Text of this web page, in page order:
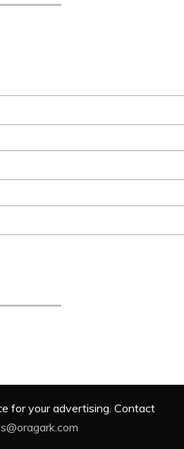
for your advertising. Contact